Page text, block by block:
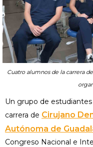
Cuatro alumnos de la carrera
Un grupo de
carrera de Cirujano
Autónoma de
Congreso Nacional e